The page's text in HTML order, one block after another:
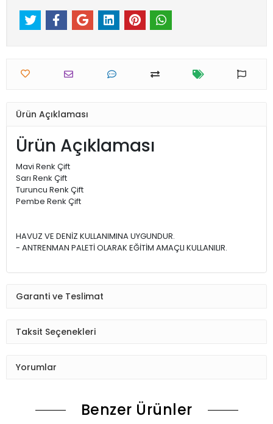
Ürün Açıklaması
Ürün Açıklaması
Mavi Renk Çift
Sarı Renk Çift
Turuncu Renk Çift
Pembe Renk Çift
HAVUZ VE DENİZ KULLANIMINA UYGUNDUR.
- ANTRENMAN PALETİ OLARAK EĞİTİM AMAÇLI KULLANILIR.
Garanti ve Teslimat
Taksit Seçenekleri
Yorumlar
Benzer Ürünler